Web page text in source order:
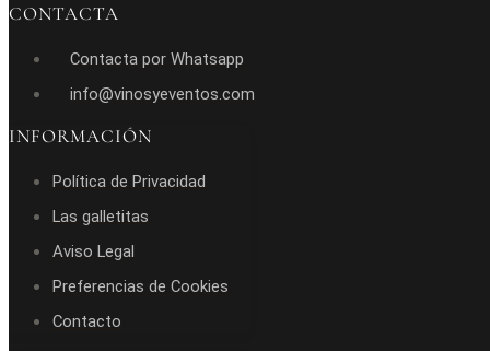
CONTACTA
Contacta por Whatsapp
info@vinosyeventos.com
INFORMACIÓN
Política de Privacidad
Las galletitas
Aviso Legal
Preferencias de Cookies
Contacto